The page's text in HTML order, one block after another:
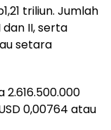
triliun. Jumlah
II, serta
setara
0,00764 atau